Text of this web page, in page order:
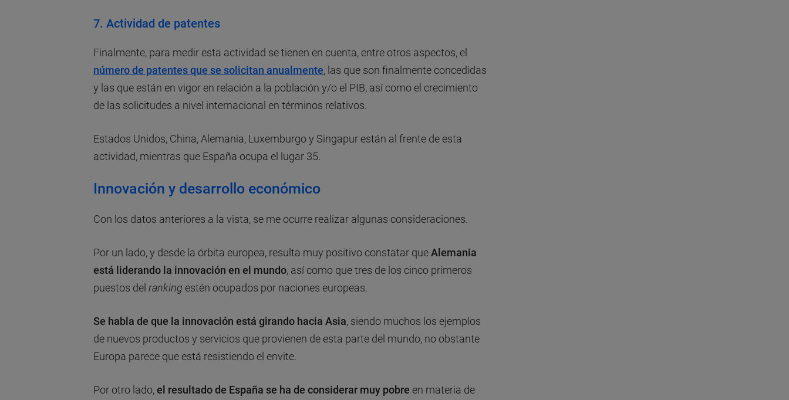
7. Actividad de patentes
Finalmente, para medir esta actividad se tienen en cuenta, entre otros aspectos, el
número de patentes que se solicitan anualmente, las que son finalmente concedidas
y las que están en vigor en relación a la población y/o el PIB, así como el crecimiento
de las solicitudes a nivel internacional en términos relativos.
Estados Unidos, China, Alemania, Luxemburgo y Singapur están al frente de esta
actividad, mientras que España ocupa el lugar 35.
Innovación y desarrollo económico
Con los datos anteriores a la vista, se me ocurre realizar algunas consideraciones.
Por un lado, y desde la órbita europea, resulta muy positivo constatar queAlemania
está liderando la innovación en el mundo, así como que tres de los cinco primeros
puestos del ranking estén ocupados por naciones europeas.
Se habla de que la innovación está girando hacia Asia, siendo muchos los ejemplos
de nuevos productos y servicios que provienen de esta parte del mundo, no obstante
Europa parece que está resistiendo el envite.
Por otro lado,el resultado de España se ha de considerar muy pobre en materia de